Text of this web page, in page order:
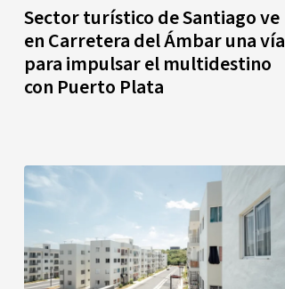
Sector turístico de Santiago ve
en Carretera del Ámbar una vía
para impulsar el multidestino
con Puerto Plata